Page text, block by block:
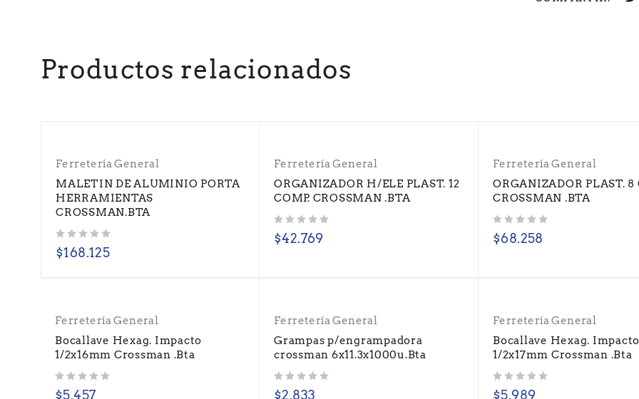
Productos relacionados
Ferretería General
MALETIN DE ALUMINIO PORTA
HERRAMIENTAS
CROSSMAN.BTA
$168.125
Ferretería General
ORGANIZADOR H/ELE PLAST. 12
COMP. CROSSMAN .BTA
$42.769
Ferretería General
ORGANIZADOR PLAST. 8
CROSSMAN .BTA
$68.258
Ferretería General
Bocallave Hexag. Impacto
1/2x16mm Crossman .Bta
$5.457
Ferretería General
Grampas p/engrampadora
crossman 6x11.3x1000u.Bta
$2.833
Ferretería General
Bocallave Hexag. Impacto
1/2x17mm Crossman .Bta
$5.989